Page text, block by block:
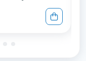
з яєчним
1,5 кг